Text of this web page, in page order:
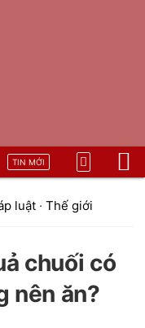
TIN MỚI
luật · Thế giới
chuối có
nên ăn?